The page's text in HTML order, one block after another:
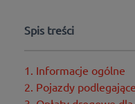
Spis treści
1. Informacje ogólne
2. Pojazdy